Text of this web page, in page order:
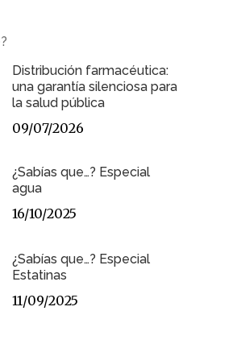
Distribución farmacéutica:
una garantía silenciosa para
la salud pública
09/07/2026
¿Sabías que…? Especial
agua
16/10/2025
¿Sabías que…? Especial
Estatinas
11/09/2025